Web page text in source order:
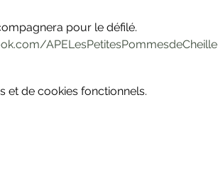
pour le défilé.
APELesPetitesPommesdeCheille
et de cookies fonctionnels.